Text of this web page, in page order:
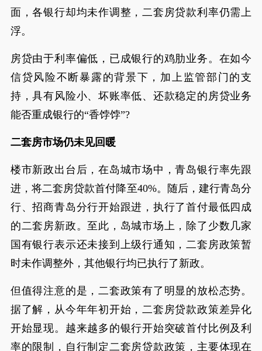
面，各银行却均未作调整，二套房贷款利率仍需上
浮。
房贷由于利率偏低，已成银行的鸡肋业务。在如今
信贷风险不断暴露的背景下，加上监管部门的支
持，具有风险小、坏账率低、还款稳定的房贷业务
能否重成银行的“香饽饽”?
二套房市场仍未见回暖
楼市新政出台后，在岛城市场中，青岛银行率先跟
进，将二套房贷款首付降至40%。随后，建行青岛分
行、招商青岛分行开始跟进，执行了首付最低四成
的二套房新政。至此，岛城市场上，除了少数几家
国有银行表示还未接到上级行通知，二套房政策暂
时未作调整外，其他银行均已执行了新政。
但值得注意的是，二套政策有了明显的放松态势。
据了解，从今年年初开始，二套房贷款政策差异化
开始显现。越来越多的银行开始突破首付比例及利
率的限制，自行制定二套房贷款政策，主要体现在